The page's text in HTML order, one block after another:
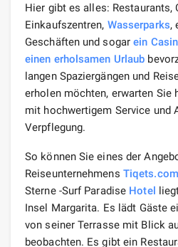
Hier gibt es alles: Restaurants,
Einkaufszentren, Wasserparks,
Geschäften und sogarein
einen erholsamen Urlaub
langen Spaziergängen und
erholen möchten, erwarten Sie
mit hochwertigem Service und
Verpflegung.
So können Sie eines der
Reiseunternehmens Tiqets.com
Sterne -Surf Paradise Hotel
Insel Margarita. Es lädt Gäste
von seiner Terrasse mit Blick
beobachten. Es gibt ein